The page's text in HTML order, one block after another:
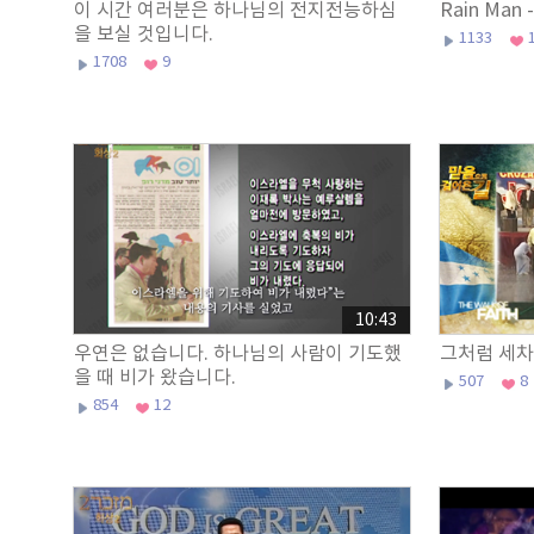
이 시간 여러분은 하나님의 전지전능하심
을 보실 것입니다.
1708 9
Rain Man
1133
우연은 없습니다. 하나님의 사람이 기도했
을 때 비가 왔습니다.
854 12
10:43
그처럼 세
507 8